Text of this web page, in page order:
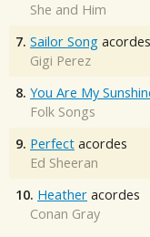
She and Him
7. Sailor Song acordes
Gigi Perez
8. You Are My
Folk Songs
9. Perfect acordes
Ed Sheeran
10. Heather acordes
Conan Gray